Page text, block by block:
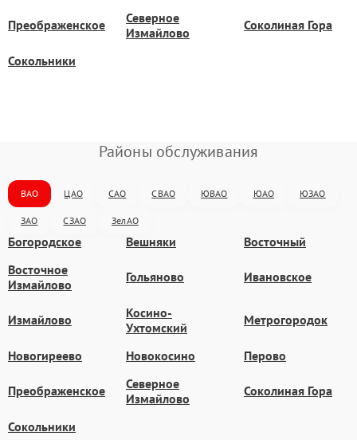
Преображенское
Северное
Измайлово
Соколиная Гора
Сокольники
Районы обслуживания
ВАО ЦАО САО СВАО ЮВАО ЮАО ЮЗАО
ЗАО СЗАО ЗелАО
Богородское Вешняки
Восточный
Восточное
Измайлово
Гольяново Ивановское
Измайлово
Косино-
Ухтомский
Метрогородок
Новогиреево Новокосино Перово
Преображенское
Северное
Измайлово
Соколиная Гора
Сокольники